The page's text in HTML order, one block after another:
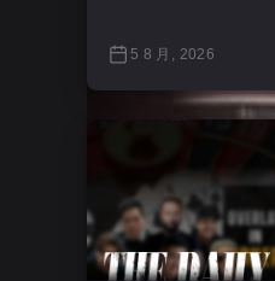
世界扑克大赛(WPT)已
Elias拥有两项历史纪录
Mortensen在WPT主巡
5 8 月, 2026